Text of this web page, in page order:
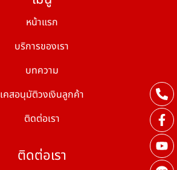
หน้าแรก
บริการของเรา
บทความ
เคสอนุมัติวงเงินลูกค้า
ติดต่อเรา
ติดต่อเรา